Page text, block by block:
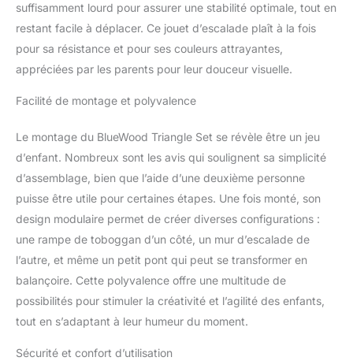
votre enfant de créer au
moins 7 modes différents
pour encore plus de
possibilités de jeu Plus
Set d’Escalade
est fabriqué en bois
massif 100 % naturel
certifié FSC, garantissant
la sécurité. Nos jouets
d’escalade pour tout-
petits respectent les
et CPSIA. La sécurité est
notre priorité absolue
Cadeau exclusif : Grâce à
la fidélité de chaque
offrons, pour une durée
suffisamment lourd pour assurer une stabilité optimale, tout en
restant facile à déplacer. Ce jouet d’escalade plaît à la fois
pour sa résistance et pour ses couleurs attrayantes,
appréciées par les parents pour leur douceur visuelle.
Facilité de montage et polyvalence
Le montage du BlueWood Triangle Set se révèle être un jeu
d’enfant. Nombreux sont les avis qui soulignent sa simplicité
d’assemblage, bien que l’aide d’une deuxième personne
puisse être utile pour certaines étapes. Une fois monté, son
design modulaire permet de créer diverses configurations :
une rampe de toboggan d’un côté, un mur d’escalade de
l’autre, et même un petit pont qui peut se transformer en
balançoire. Cette polyvalence offre une multitude de
possibilités pour stimuler la créativité et l’agilité des enfants,
tout en s’adaptant à leur humeur du moment.
Sécurité et confort d’utilisation